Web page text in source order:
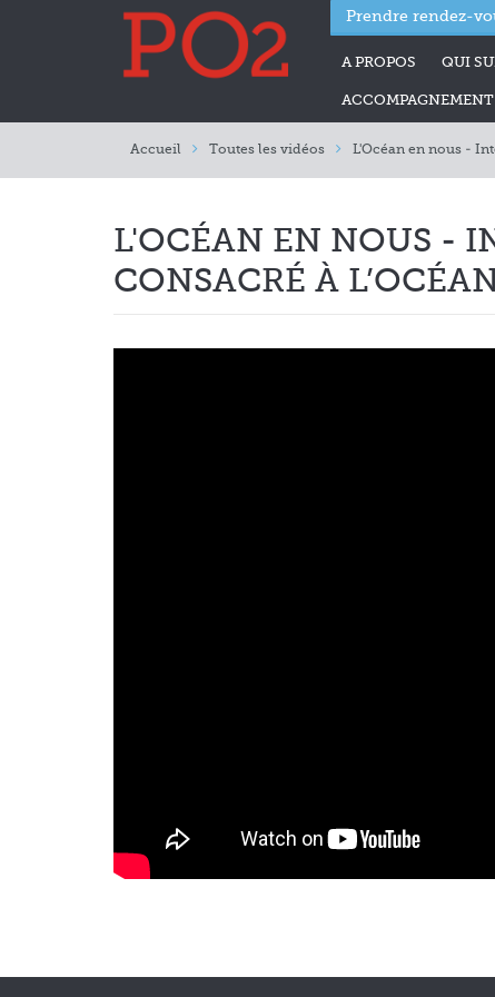
Prendre rendez-
A PROPOS QUI
Accueil Toutes les vidéos L'Océan en nous -
L'OCÉAN EN NOUS -
CONSACRÉ À